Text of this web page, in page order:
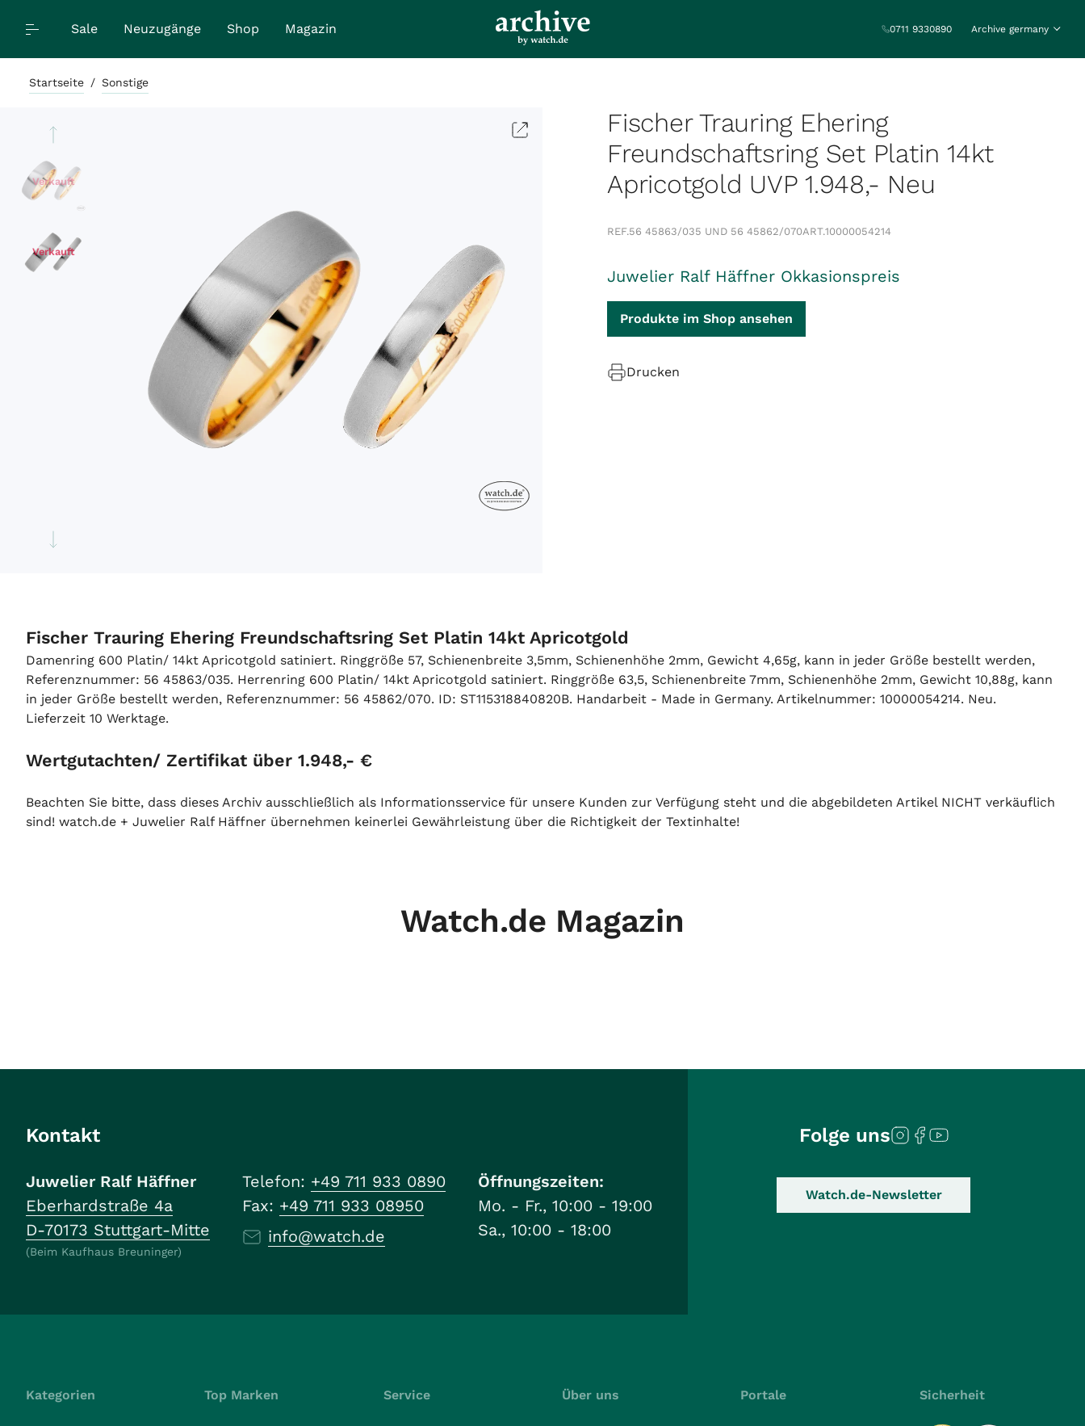
Sale Neuzugänge Shop Magazin 0711 9330890 Archive germany
Startseite / Sonstige
Fischer Trauring Ehering
Freundschaftsring Set Platin 14kt
Apricotgold UVP 1.948,- Neu
Verkauft
Verkauft
REF.56 45863/035 UND 56 45862/070ART.10000054214
Juwelier Ralf Häffner Okkasionspreis
Produkte im Shop ansehen
Drucken
Fischer Trauring Ehering Freundschaftsring Set Platin 14kt Apricotgold
Damenring 600 Platin/ 14kt Apricotgold satiniert. Ringgröße 57, Schienenbreite 3,5mm, Schienenhöhe 2mm, Gewicht 4,65g, kann in jeder Größe bestellt werden,
Referenznummer: 56 45863/035. Herrenring 600 Platin/ 14kt Apricotgold satiniert. Ringgröße 63,5, Schienenbreite 7mm, Schienenhöhe 2mm, Gewicht 10,88g, kann
in jeder Größe bestellt werden, Referenznummer: 56 45862/070. ID: ST115318840820B. Handarbeit - Made in Germany. Artikelnummer: 10000054214. Neu.
Lieferzeit 10 Werktage.
Wertgutachten/ Zertifikat über 1.948,- €
Beachten Sie bitte, dass dieses Archiv ausschließlich als Informationsservice für unsere Kunden zur Verfügung steht und die abgebildeten Artikel NICHT verkäuflich
sind! watch.de + Juwelier Ralf Häffner übernehmen keinerlei Gewährleistung über die Richtigkeit der Textinhalte!
Watch.de Magazin
Kontakt
Juwelier Ralf Häffner
Eberhardstraße 4a
D-70173 Stuttgart-Mitte
(Beim Kaufhaus Breuninger)
Telefon: +49 711 933 0890
Fax: +49 711 933 08950
info@watch.de
Öffnungszeiten:
Mo. - Fr., 10:00 - 19:00
Sa., 10:00 - 18:00
Folge uns
Watch.de-Newsletter
Kategorien Top Marken Service Über uns Portale Sicherheit